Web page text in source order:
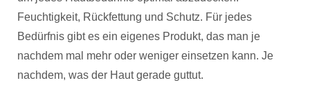
Feuchtigkeit, Rückfettung und Schutz. Für jedes
Bedürfnis gibt es ein eigenes Produkt, das man je
nachdem mal mehr oder weniger einsetzen kann. Je
nachdem, was der Haut gerade guttut.